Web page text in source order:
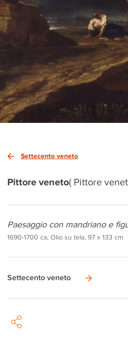
Settecento veneto
Pittore veneto( Pittore
Paesaggio con mandriano e
1690-1700 ca, Olio su tela, 97 x 133 cm
Settecento veneto